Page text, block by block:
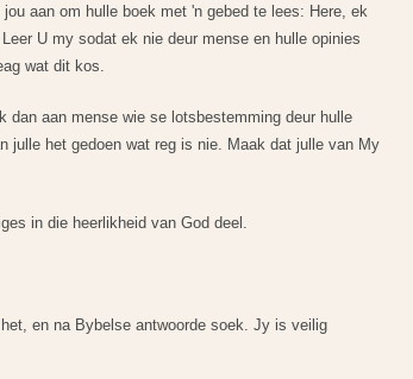
aan om hulle boek met 'n gebed te lees: Here, ek
U my sodat ek nie deur mense en hulle opinies
wat dit kos.
dan aan mense wie se lotsbestemming deur hulle
julle het gedoen wat reg is nie. Maak dat julle van My
in die heerlikheid van God deel.
en na Bybelse antwoorde soek. Jy is veilig